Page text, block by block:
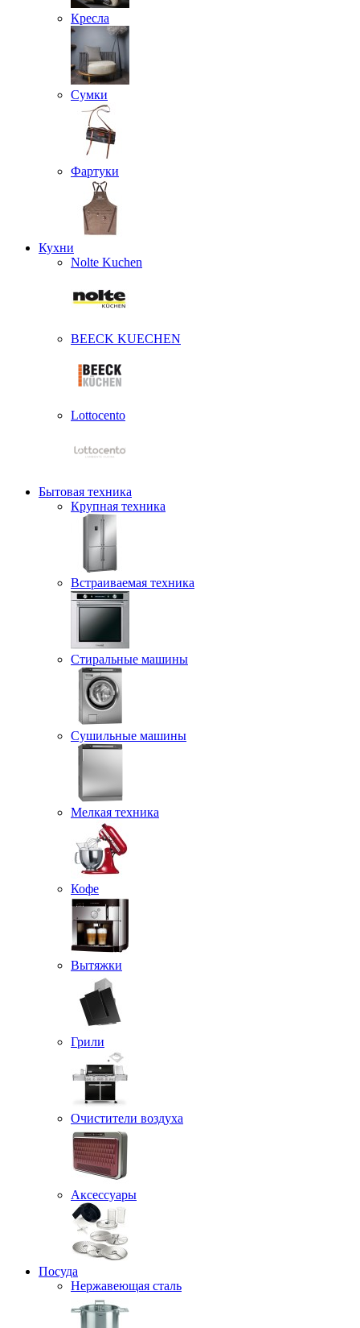
Кресла
Сумки
Фартуки
Кухни
Nolte Kuchen
BEECK KUECHEN
Lottocento
Бытовая техника
Крупная техника
Встраиваемая техника
Стиральные машины
Сушильные машины
Мелкая техника
Кофе
Вытяжки
Грили
Очистители воздуха
Аксессуары
Посуда
Нержавеющая сталь